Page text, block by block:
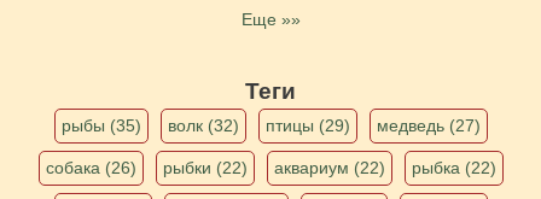
Еще »»
Теги
рыбы (35) волк (32) птицы (29) медведь (27)
собака (26) рыбки (22) аквариум (22) рыбка (22)